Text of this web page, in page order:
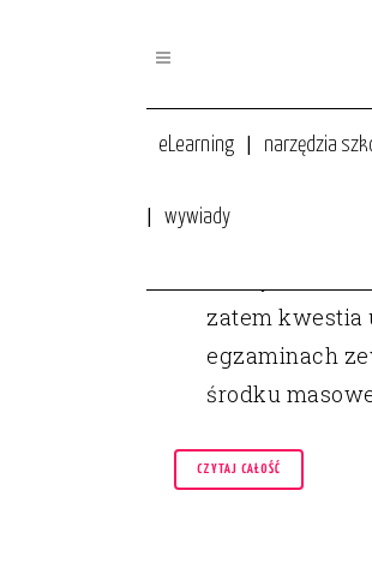
eLearning narzędzia
wywiady
Każdy rodzic
zatem kwestia
egzaminach
środku
CZYTAJ CAŁOŚĆ